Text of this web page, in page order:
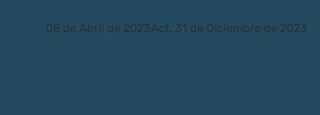
08 de Abril de 2023Act. 31 de Diciembre de 2023